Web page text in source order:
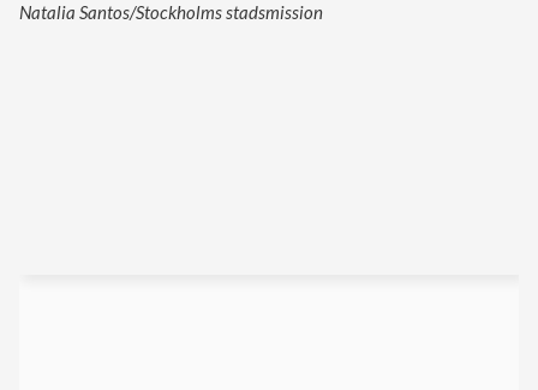
Natalia Santos/Stockholms stadsmission